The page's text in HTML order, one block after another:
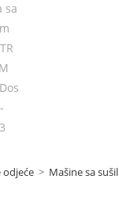
odjeće > Mašine sa